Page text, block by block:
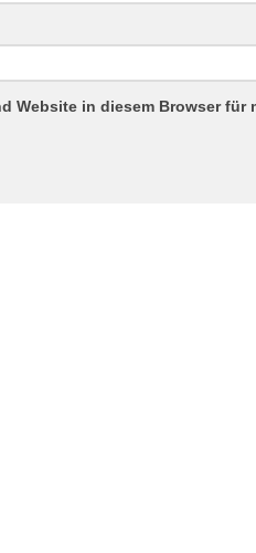
Website in diesem Browser